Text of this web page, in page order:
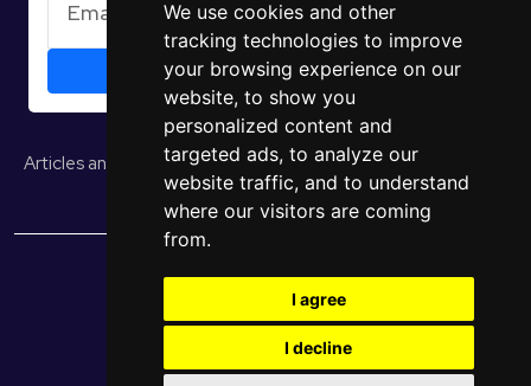
We use cookies and other
tracking technologies to improve
your browsing experience on our
website, to show you
personalized content and
targeted ads, to analyze our
website traffic, and to understand
where our visitors are coming
from.
I agree
I decline
Articles and opinionsStudies and reportsEUROPULS Results
© 2026 EUROPULS. All rights reserved.